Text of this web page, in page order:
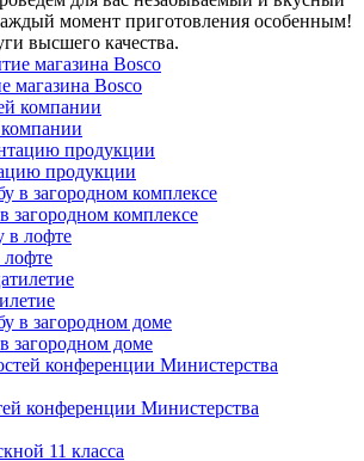
момент приготовления особенным!
высшего качества.
магазина Bosco
продукции
загородном комплексе
лофте
загородном доме
конференции Министерства